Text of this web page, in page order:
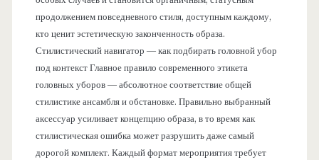
продолжением повседневного стиля, доступным каждому,
кто ценит эстетическую законченность образа.
Стилистический навигатор — как подбирать головной убор
под контекст Главное правило современного этикета
головных уборов — абсолютное соответствие общей
стилистике ансамбля и обстановке. Правильно выбранный
аксессуар усиливает концепцию образа, в то время как
стилистическая ошибка может разрушить даже самый
дорогой комплект. Каждый формат мероприятия требует